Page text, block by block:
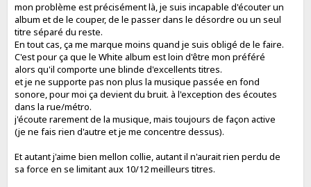
mon problème est précisément là, je suis incapable d'écouter un
album et de le couper, de le passer dans le désordre ou un seul
titre séparé du reste.
En tout cas, ça me marque moins quand je suis obligé de le faire.
C'est pour ça que le White album est loin d'être mon préféré
alors qu'il comporte une blinde d'excellents titres.
et je ne supporte pas non plus la musique passée en fond
sonore, pour moi ça devient du bruit. à l'exception des écoutes
dans la rue/métro.
j'écoute rarement de la musique, mais toujours de façon active
(je ne fais rien d'autre et je me concentre dessus).
Et autant j'aime bien mellon collie, autant il n'aurait rien perdu de
sa force en se limitant aux 10/12 meilleurs titres.